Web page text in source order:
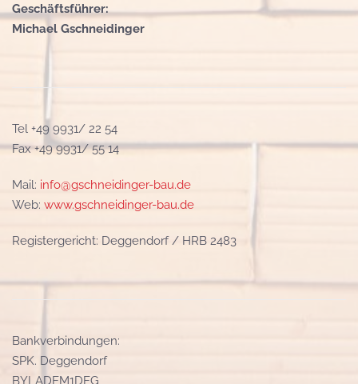
Geschäftsführer:
Michael Gschneidinger
Tel +49 9931/ 22 54
Fax +49 9931/ 55 14
Mail: info@gschneidinger-bau.de
Web: www.gschneidinger-bau.de
Registergericht: Deggendorf / HRB 2483
Bankverbindungen:
SPK. Deggendorf
BYLADEM1DEG